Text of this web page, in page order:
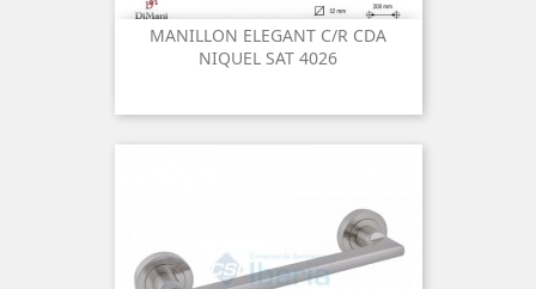
MANILLON ELEGANT C/R CDA
NIQUEL SAT 4026